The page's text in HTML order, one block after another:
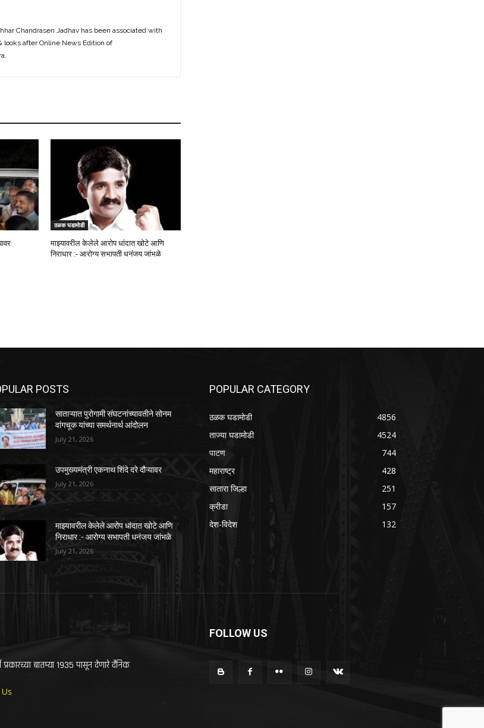
Chandrasen Jadhav has been associated with
looks after Online News Edition of
ठळक घडामोडी
माझ्यावरील केलेले आरोप धांदात खोटे आणि
निराधार :- आरोग्य सभापती धनंजय जांभळे
POSTS
साताऱ्यात पुरोगामी संघटनांच्यावतीने सोनम
वांगचूक यांच्या समर्थनार्थ आंदोलन
July 21, 2026
उपमुख्यमंत्री एकनाथ शिंदे दरे दौऱ्यावर
July 21, 2026
माझ्यावरील केलेले आरोप धांदात खोटे आणि
निराधार :- आरोग्य सभापती धनंजय जांभळे
July 21, 2026
POPULAR CATEGORY
ठळक घडामोडी
4856
ताज्या घडामोडी
4524
पाटण
744
महाराष्ट्र
428
सातारा जिल्हा
251
क्रीडा
157
देश-विदेश
132
प्रकारच्या बातम्या 1935 पासून देणारे दैनिक
FOLLOW US